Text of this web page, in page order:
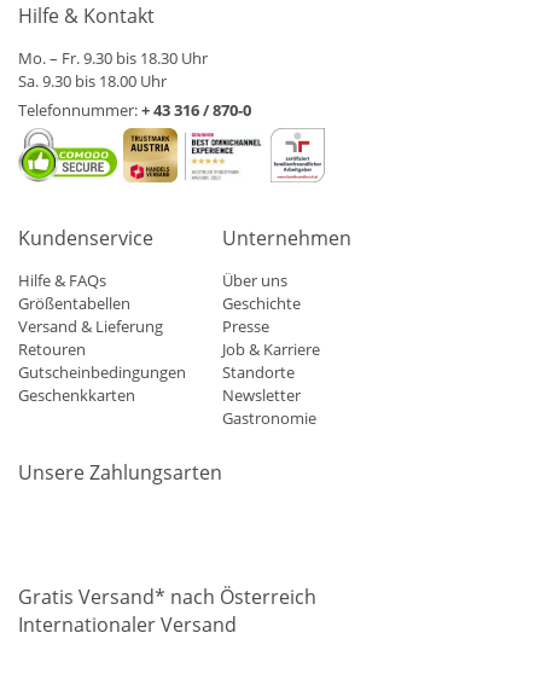
Hilfe & Kontakt
Mo. – Fr. 9.30 bis 18.30 Uhr
Sa. 9.30 bis 18.00 Uhr
Telefonnummer:+ 43 316 / 870-0
Kundenservice
Hilfe & FAQs
Größentabellen
Versand & Lieferung
Retouren
Gutscheinbedingungen
Geschenkkarten
Unternehmen
Über uns
Geschichte
Presse
Job & Karriere
Standorte
Newsletter
Gastronomie
Unsere Zahlungsarten
Gratis Versand* nach Österreich
Internationaler Versand